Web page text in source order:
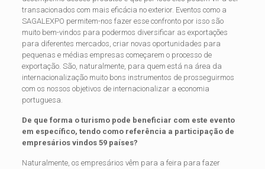
transacionados com mais eficácia no exterior. Eventos como a
SAGALEXPO permitem-nos fazer esse confronto por isso são
muito bem-vindos para podermos diversificar as exportações
para diferentes mercados, criar novas oportunidades para
pequenas e médias empresas começarem o processo de
exportação. São, naturalmente, para quem está na área da
internacionalização muito bons instrumentos de prosseguirmos
com os nossos objetivos de internacionalizar a economia
portuguesa.
De que forma o turismo pode beneficiar com este evento
em específico, tendo como referência a participação de
empresários vindos 59 países?
Naturalmente, os empresários vêm para a feira para fazer